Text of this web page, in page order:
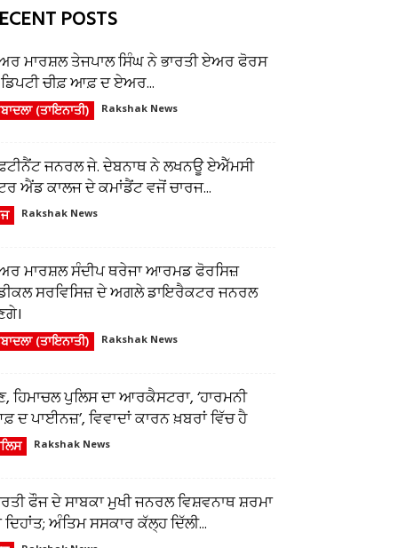
POSTS
ਮਾਰਸ਼ਲ ਤੇਜਪਾਲ ਸਿੰਘ ਨੇ ਭਾਰਤੀ ਏਅਰ ਫੋਰਸ
ਚੀਫ਼ ਆਫ਼ ਦ ਏਅਰ...
(ਤਾਇਨਾਤੀ) Rakshak News
ਜਨਰਲ ਜੇ. ਦੇਬਨਾਥ ਨੇ ਲਖਨਊ ਏਐੱਮਸੀ
ਐਂਡ ਕਾਲਜ ਦੇ ਕਮਾਂਡੈਂਟ ਵਜੋਂ ਚਾਰਜ...
Rakshak News
ਮਾਰਸ਼ਲ ਸੰਦੀਪ ਥਰੇਜਾ ਆਰਮਡ ਫੋਰਸਿਜ਼
ਸਰਵਿਸਿਜ਼ ਦੇ ਅਗਲੇ ਡਾਇਰੈਕਟਰ ਜਨਰਲ
(ਤਾਇਨਾਤੀ) Rakshak News
ਹਿਮਾਚਲ ਪੁਲਿਸ ਦਾ ਆਰਕੈਸਟਰਾ, ‘ਹਾਰਮਨੀ
ਦ ਪਾਈਨਜ਼’, ਵਿਵਾਦਾਂ ਕਾਰਨ ਖ਼ਬਰਾਂ ਵਿੱਚ ਹੈ
Rakshak News
ਫੌਜ ਦੇ ਸਾਬਕਾ ਮੁਖੀ ਜਨਰਲ ਵਿਸ਼ਵਨਾਥ ਸ਼ਰਮਾ
ਦਿਹਾਂਤ; ਅੰਤਿਮ ਸਸਕਾਰ ਕੱਲ੍ਹ ਦਿੱਲੀ...